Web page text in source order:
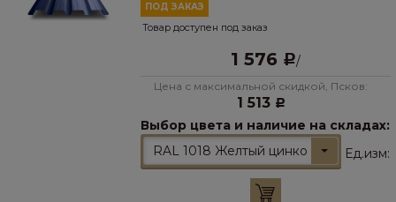
ПОД ЗАКАЗ
Товар доступен под заказ
1 576 Р/
Цена с максимальной скидкой, Псков:
1 513 Р
Выбор цвета и наличие на складах:
RAL 1018 Желтый цинковый
Ед.изм: